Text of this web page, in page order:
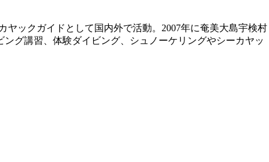
ックガイドとして国内外で活動。2007年に奄美大島宇検村
グ講習、体験ダイビング、シュノーケリングやシーカヤッ